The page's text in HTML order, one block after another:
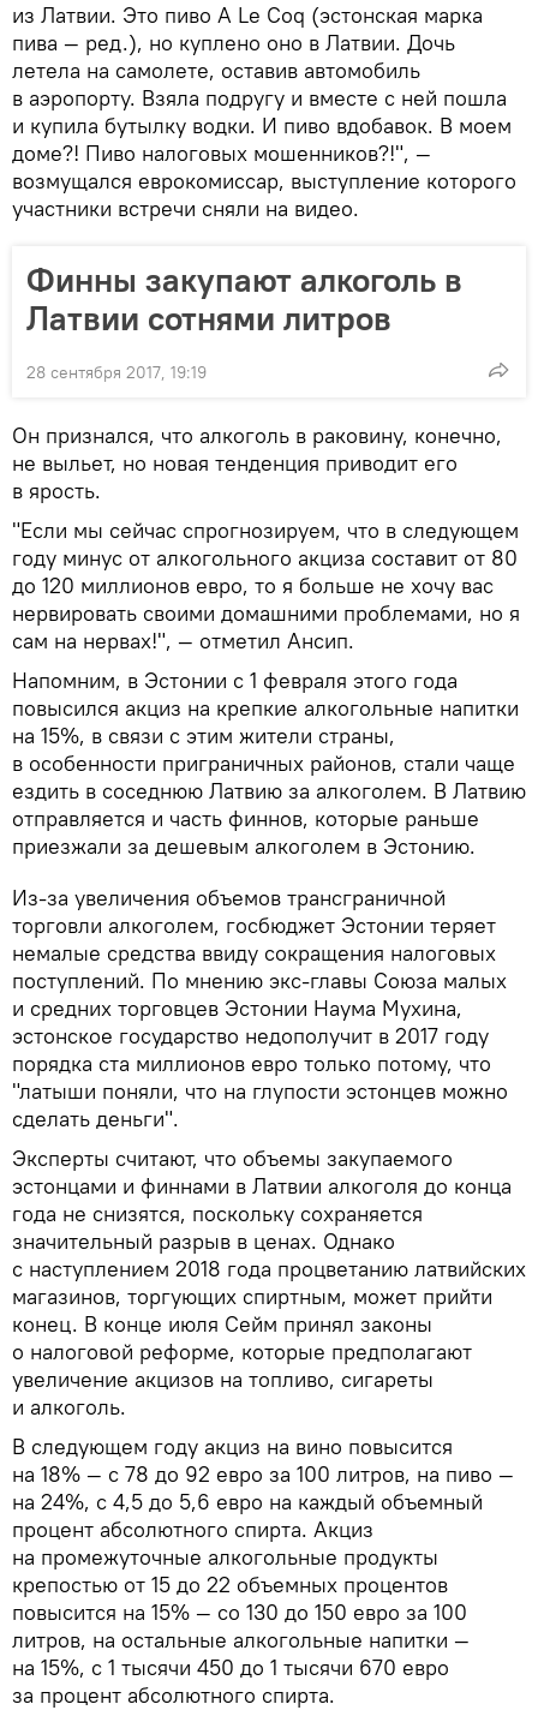
из Латвии. Это пиво A Le Coq (эстонская марка
пива — ред.), но куплено оно в Латвии. Дочь
летела на самолете, оставив автомобиль
в аэропорту. Взяла подругу и вместе с ней пошла
и купила бутылку водки. И пиво вдобавок. В моем
доме?! Пиво налоговых мошенников?!", —
возмущался еврокомиссар, выступление которого
участники встречи сняли на видео.
Финны закупают алкоголь в
Латвии сотнями литров
28 сентября 2017, 19:19
Он признался, что алкоголь в раковину, конечно,
не выльет, но новая тенденция приводит его
в ярость.
"Если мы сейчас спрогнозируем, что в следующем
году минус от алкогольного акциза составит от 80
до 120 миллионов евро, то я больше не хочу вас
нервировать своими домашними проблемами, но я
сам на нервах!", — отметил Ансип.
Напомним, в Эстонии с 1 февраля этого года
повысился акциз на крепкие алкогольные напитки
на 15%, в связи с этим жители страны,
в особенности приграничных районов, стали чаще
ездить в соседнюю Латвию за алкоголем. В Латвию
отправляется и часть финнов, которые раньше
приезжали за дешевым алкоголем в Эстонию.
Из-за увеличения объемов трансграничной
торговли алкоголем, госбюджет Эстонии теряет
немалые средства ввиду сокращения налоговых
поступлений. По мнению экс-главы Союза малых
и средних торговцев Эстонии Наума Мухина,
эстонское государство недополучит в 2017 году
порядка ста миллионов евро только потому, что
"латыши поняли, что на глупости эстонцев можно
сделать деньги".
Эксперты считают, что объемы закупаемого
эстонцами и финнами в Латвии алкоголя до конца
года не снизятся, поскольку сохраняется
значительный разрыв в ценах. Однако
с наступлением 2018 года процветанию латвийских
магазинов, торгующих спиртным, может прийти
конец. В конце июля Сейм принял законы
о налоговой реформе, которые предполагают
увеличение акцизов на топливо, сигареты
и алкоголь.
В следующем году акциз на вино повысится
на 18% — с 78 до 92 евро за 100 литров, на пиво —
на 24%, с 4,5 до 5,6 евро на каждый объемный
процент абсолютного спирта. Акциз
на промежуточные алкогольные продукты
крепостью от 15 до 22 объемных процентов
повысится на 15% — со 130 до 150 евро за 100
литров, на остальные алкогольные напитки —
на 15%, с 1 тысячи 450 до 1 тысячи 670 евро
за процент абсолютного спирта.